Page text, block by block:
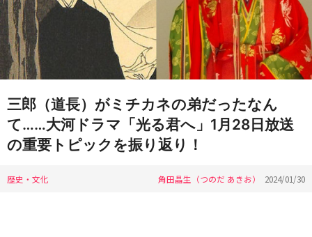
三郎（道長）がミチカネの弟だったなん
て……大河ドラマ「光る君へ」1月28日放送
の重要トピックを振り返り！
歴史・文化 角田晶生（つのだ あきお） 2024/01/30